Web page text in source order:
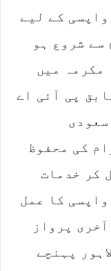
کے لیے
سے شروع ہو
مکرمہ میں
پی آئی اے
کی محفوظ
کر خدمات
کا عمل
پرواز
پہنچے